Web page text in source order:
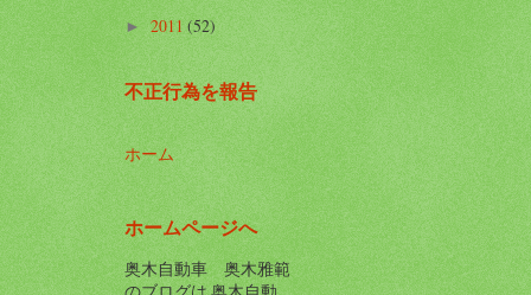
►2011(52)
不正行為を報告
ホーム
ホームページへ
奥木自動車 奥木雅範